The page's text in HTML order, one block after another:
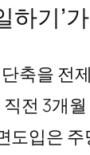
기’
축을 전
전 3개
입은